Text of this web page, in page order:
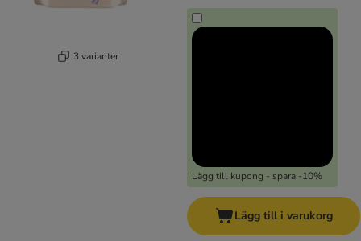
3 varianter
Lägg till kupong - spara -10%
Lägg till i varukorg